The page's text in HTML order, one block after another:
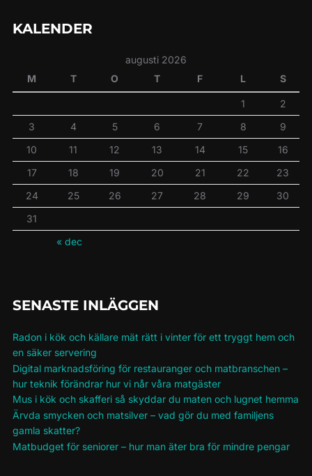
KALENDER
augusti 2026
M
T O T F L S
1
2
3
4 5 6 7 8
9
10
11 12 13 14 15
16
17
18 19 20 21 22
23
24
25 26 27 28 29
30
31
« dec
SENASTE INLÄGGEN
Radon i kök och källare mät rätt i vinter för ett tryggt hem och
en säker servering
Digital marknadsföring för restauranger och matbranschen –
hur teknik förändrar hur vi når våra matgäster
Mus i kök och skafferi så skyddar du maten och lugnet hemma
Ärvda smycken och matsilver – vad gör du med familjens
gamla skatter?
Matbudget för seniorer – hur man äter bra för mindre pengar